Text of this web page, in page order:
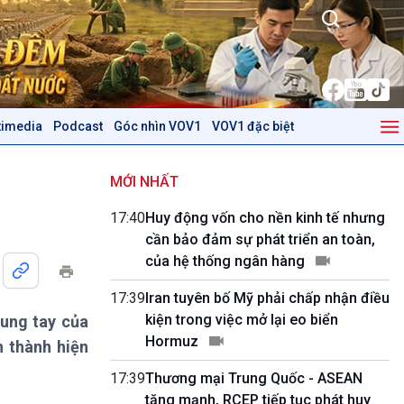
Podcast Góc nhìn VOV1 VOV1 đặc biệt
Dòng chảy Kinh tế
Khởi nghiệp
Tuyên chiến với gian lận
Mùa vàng
Biển đảo Việt Nam
Tâm tình biên giới và hải
đảo
Tìm hiểu biển, đảo Việt
Nam
Góc nhìn VOV1
Bình luận
tay của
thành hiện
MỚI NHẤT
17:40Huy động vốn cho nền kinh tế nhưng
cần bảo đảm sự phát triển an toàn,
của hệ thống ngân hàng
17:39Iran tuyên bố Mỹ phải chấp nhận điều
kiện trong việc mở lại eo biển
Hormuz
17:39Thương mại Trung Quốc - ASEAN
tăng mạnh, RCEP tiếp tục phát huy